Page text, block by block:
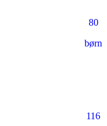
80
børn
116